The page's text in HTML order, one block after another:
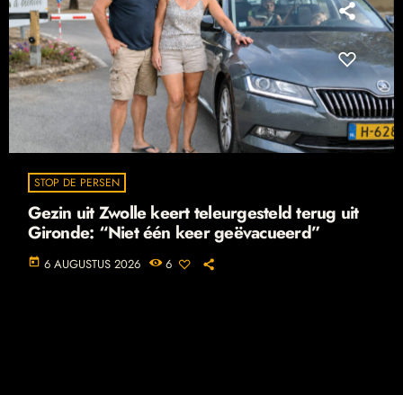
STOP DE PERSEN
Gezin uit Zwolle keert teleurgesteld terug uit
Gironde: “Niet één keer geëvacueerd”
today 6 AUGUSTUS 2026 6